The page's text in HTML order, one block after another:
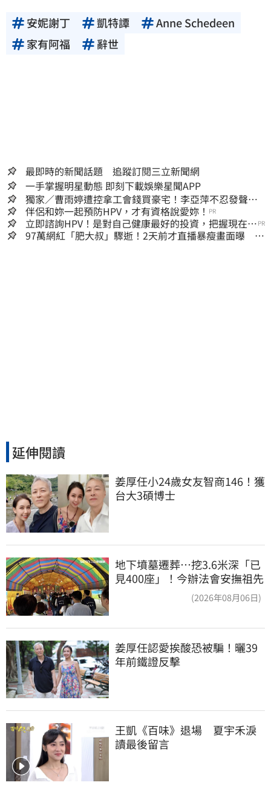
安妮謝丁 凱特譚
Anne Schedeen
家有阿福
辭世
最即時的新聞話題 追蹤訂閱三立新聞網
一手掌握明星動態 即刻下載娛樂星聞APP
獨家／曹雨婷遭控拿工會錢買豪宅！李亞萍不忍發聲：
余天管工會都貼錢
伴侶和妳一起預防HPV，才有資格說愛妳！ PR
立即諮詢HPV！是對自己健康最好的投資，把握現在不
嫌晚！
PR
97萬網紅「肥大叔」驟逝！2天前才直播暴瘦畫面曝 網
延伸閱讀
姜厚任小24歲女友智商146！獲
台大3碩博士
地下墳墓遷葬…挖3.6米深「已
見400座」！今辦法會安撫祖先
(2026年08月06日)
姜厚任認愛挨酸恐被騙！曬39
年前鐵證反擊
王凱《百味》退場　夏宇禾淚
讀最後留言